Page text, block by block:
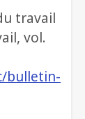
travail
vol.
bulletin-